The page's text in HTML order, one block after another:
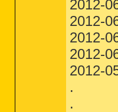
2012-
2012-
2012-
2012-
2012-
.
.